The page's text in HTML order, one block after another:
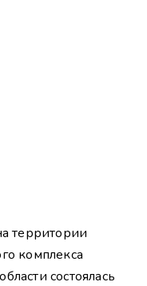
территории
комплекса
состоялась